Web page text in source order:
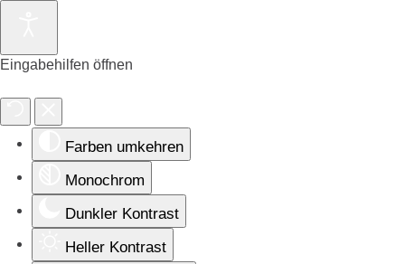
Eingabehilfen öffnen
Farben umkehren
Monochrom
Dunkler Kontrast
Heller Kontrast